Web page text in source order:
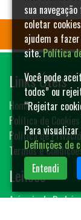
Links Úteis
Home
Política de Cookies
Política de
Termos e
Leilões
Animais de Rodeio
sua
coletar
ajudem a
site.Política
Você pode
todos” ou
“Rejeitar
Para
Definições de
Entendi